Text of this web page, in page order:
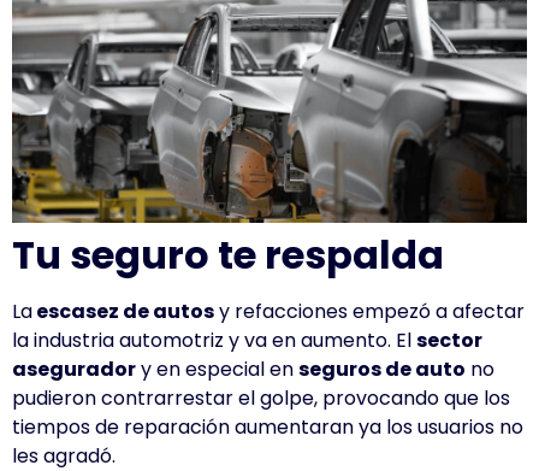
Tu seguro te respalda
Laescasez de autosy refacciones empezó a afectar
la industria automotriz y va en aumento. Elsector
aseguradory en especial enseguros de auto no
pudieron contrarrestar el golpe, provocando que los
tiempos de reparación aumentaran ya los usuarios no
les agradó.